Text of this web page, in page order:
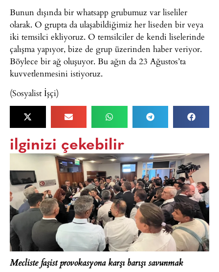
Bunun dışında bir whatsapp grubumuz var liseliler
olarak. O grupta da ulaşabildiğimiz her liseden bir veya
iki temsilci ekliyoruz. O temsilciler de kendi liselerinde
çalışma yapıyor, bize de grup üzerinden haber veriyor.
Böylece bir ağ oluşuyor. Bu ağın da 23 Ağustos’ta
kuvvetlenmesini istiyoruz.
(Sosyalist İşçi)
ilginizi çekebilir
Mecliste faşist provokasyona karşı barışı savunmak